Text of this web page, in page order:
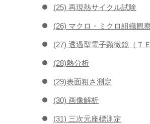
(25) 再現熱サイクル試験
(26) マクロ・ミクロ組織観
(27) 透過型電子顕微鏡（Ｔ
(28)熱分析
(29)表面粗さ測定
(30) 画像解析
(31) 三次元座標測定